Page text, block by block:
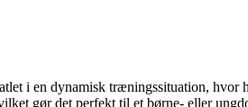
i en dynamisk træningssituation,
gør det perfekt til et børne- eller